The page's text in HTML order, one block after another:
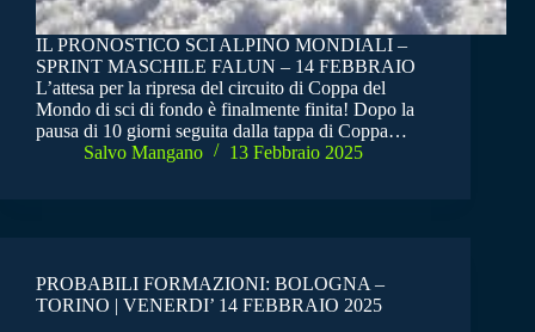
IL PRONOSTICO SCI ALPINO MONDIALI –
SPRINT MASCHILE FALUN – 14 FEBBRAIO
L’attesa per la ripresa del circuito di Coppa del
Mondo di sci di fondo è finalmente finita! Dopo la
pausa di 10 giorni seguita dalla tappa di Coppa…
Salvo Mangano
13 Febbraio 2025
PROBABILI FORMAZIONI: BOLOGNA –
TORINO | VENERDI’ 14 FEBBRAIO 2025